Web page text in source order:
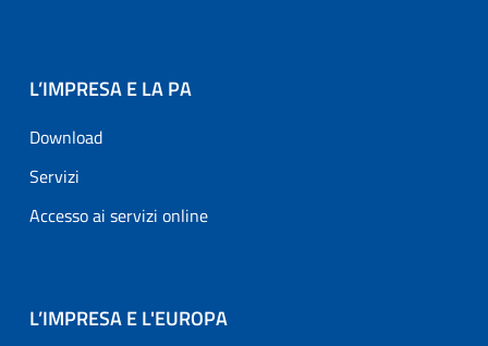
L’IMPRESA E LA PA
Download
Servizi
Accesso ai servizi online
L’IMPRESA E L'EUROPA